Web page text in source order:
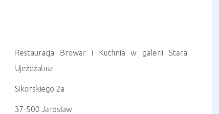
Restauracja Browar i Kuchnia w galerii Stara
Ujeżdżalnia
Sikorskiego 2a
37-500 Jarosław